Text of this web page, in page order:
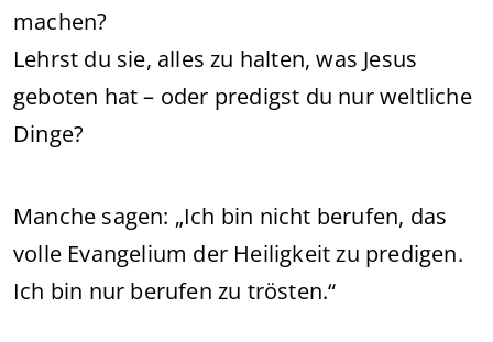
machen?
Lehrst du sie, alles zu halten, was Jesus
geboten hat – oder predigst du nur weltliche
Dinge?
Manche sagen: „Ich bin nicht berufen, das
volle Evangelium der Heiligkeit zu predigen.
Ich bin nur berufen zu trösten.“